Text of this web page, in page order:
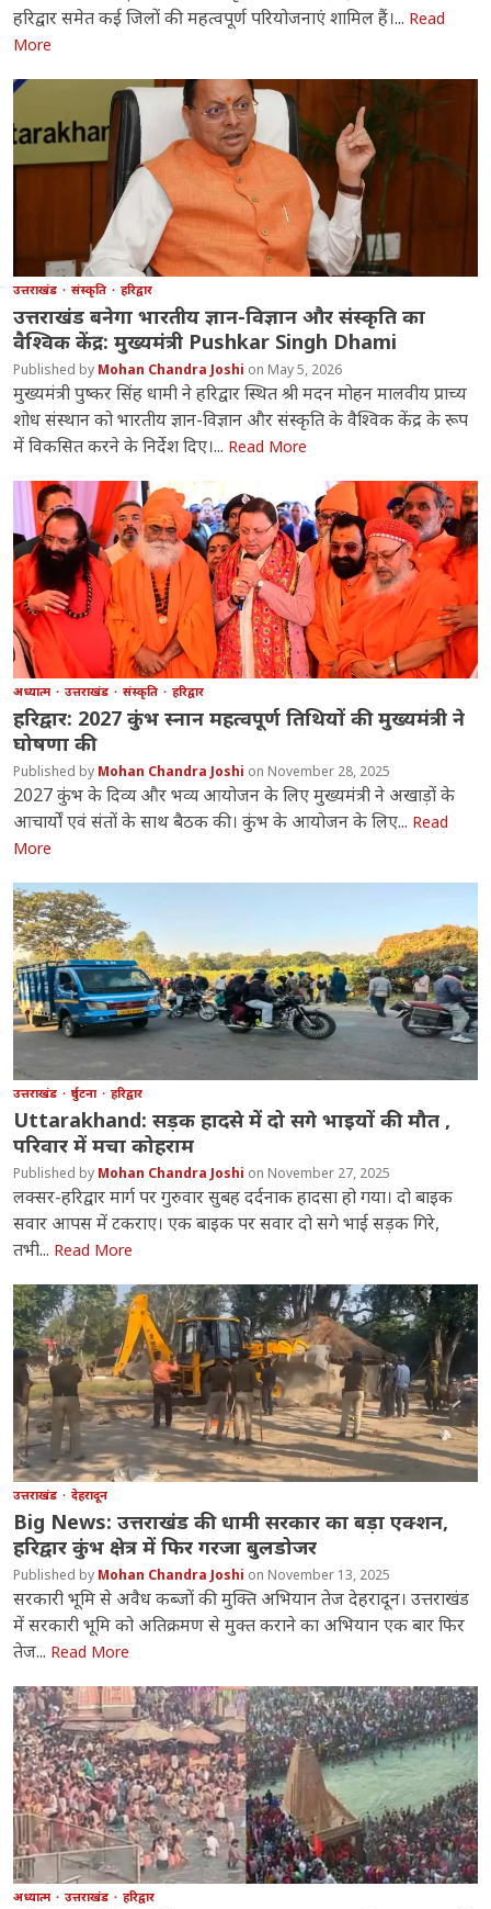
हरिद्वार समेत कई जिलों की महत्वपूर्ण परियोजनाएं शामिल हैं।... Read
More
उत्तराखंड संस्कृति हरिद्वार
उत्तराखंड बनेगा भारतीय ज्ञान-विज्ञान और संस्कृति का
वैश्विक केंद्र: मुख्यमंत्री Pushkar Singh Dhami
Mohan Chandra Joshi May 5, 2026
मुख्यमंत्री पुष्कर सिंह धामी ने हरिद्वार स्थित श्री मदन मोहन मालवीय प्राच्य
शोध संस्थान को भारतीय ज्ञान-विज्ञान और संस्कृति के वैश्विक केंद्र के रूप
में विकसित करने के निर्देश दिए।... Read More
अध्यात्म उत्तराखंड संस्कृति हरिद्वार
हरिद्वार: 2027 कुंभ स्नान महत्वपूर्ण तिथियों की मुख्यमंत्री ने
घोषणा की
Mohan Chandra Joshi November 28, 2025
2027 कुंभ के दिव्य और भव्य आयोजन के लिए मुख्यमंत्री ने अखाड़ों के
आचार्यों एवं संतों के साथ बैठक की। कुंभ के आयोजन के लिए... Read
More
उत्तराखंड दुर्घटना हरिद्वार
Uttarakhand: सड़क हादसे में दो सगे भाइयों की मौत ,
परिवार में मचा कोहराम
Mohan Chandra Joshi November 27, 2025
लक्सर-हरिद्वार मार्ग पर गुरुवार सुबह दर्दनाक हादसा हो गया। दो बाइक
सवार आपस में टकराए। एक बाइक पर सवार दो सगे भाई सड़क गिरे,
तभी... Read More
उत्तराखंड देहरादून
Big News: उत्तराखंड की धामी सरकार का बड़ा एक्शन,
हरिद्वार कुंभ क्षेत्र में फिर गरजा बुलडोजर
Mohan Chandra Joshi November 13, 2025
सरकारी भूमि से अवैध कब्जों की मुक्ति अभियान तेज देहरादून। उत्तराखंड
में सरकारी भूमि को अतिक्रमण से मुक्त कराने का अभियान एक बार फिर
तेज... Read More
अध्यात्म उत्तराखंड हरिद्वार